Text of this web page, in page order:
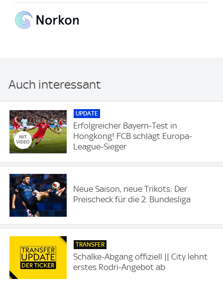
Auch interessant
UPDATE
Erfolgreicher Bayern-Test in
Hongkong! FCB schlägt Europa-
League-Sieger
Neue Saison, neue Trikots: Der
Preischeck für die 2. Bundesliga
TRANSFER
Schalke-Abgang offiziell || City lehnt
erstes Rodri-Angebot ab